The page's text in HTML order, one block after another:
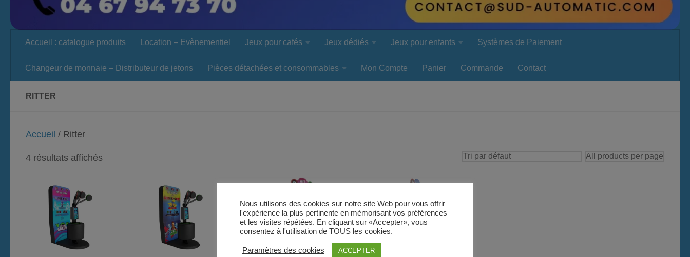
Accueil : catalogue produits Location – Evènementiel Jeux pour cafés Jeux dédiés Jeux pour enfants Systèmes de Paiement
Changeur de monnaie – Distributeur de jetons Pièces détachées et consommables Mon Compte Panier Commande Contact
RITTER
Accueil / Ritter
4 résultats affichés
Nous utilisons des cookies sur notre site Web pour vous offrir
l'expérience la plus pertinente en mémorisant vos préférences
et les visites répétées. En cliquant sur «Accepter», vous
consentez à l'utilisation de TOUS les cookies.
Paramètres des cookies ACCEPTER